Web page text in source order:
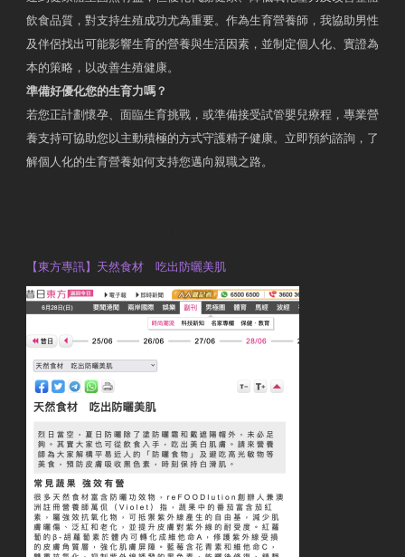
飲食品質，對支持生殖成功尤為重要。作為生育營養師，我協助男性
及伴侶找出可能影響生育的營養與生活因素，並制定個人化、實證為
本的策略，以改善生殖健康。
準備好優化您的生育力嗎？
若您正計劃懷孕、面臨生育挑戰，或準備接受試管嬰兒療程，專業營
養支持可協助您以主動積極的方式守護精子健康。立即預約諮詢，了
解個人化的生育營養如何支持您邁向親職之路。
【東方專訊】天然食材 吃出防曬美肌